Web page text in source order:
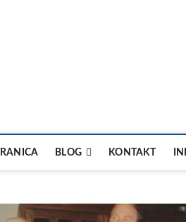
BLOG KONTAKT